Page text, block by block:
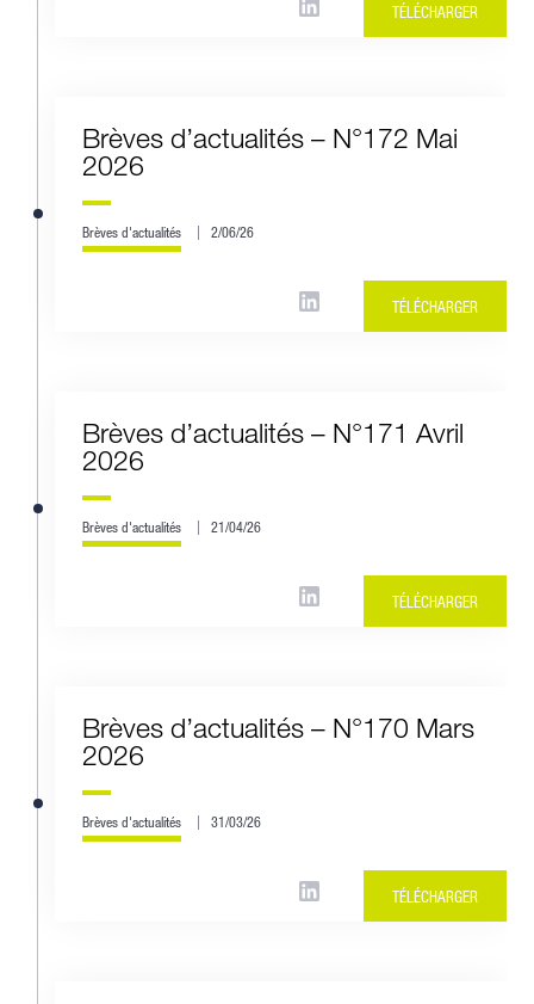
TÉLÉCHARGER
Brèves d’actualités – N°172 Mai
2026
Brèves d'actualités 2/06/26
TÉLÉCHARGER
Brèves d’actualités – N°171 Avril
2026
Brèves d'actualités 21/04/26
TÉLÉCHARGER
Brèves d’actualités – N°170 Mars
2026
Brèves d'actualités 31/03/26
TÉLÉCHARGER